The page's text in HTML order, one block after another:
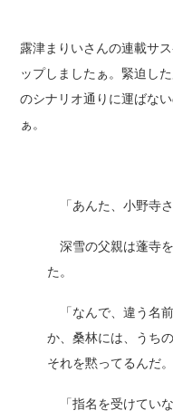
露津まりいさんの連載サ
ップしましたぁ。緊迫し
のシナリオ通りに運ばな
ぁ。
「あんた、小野寺
深雪の父親は蓬寺
た。
「なんで、違う名
か、桑林には、うち
それを黙ってるんだ
「指名を受けてい